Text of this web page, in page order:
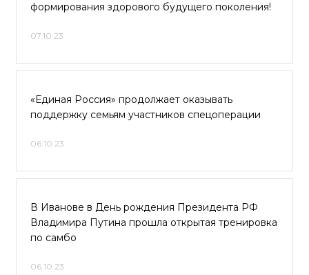
формирования здорового будущего поколения!
07.10.23
«Единая Россия» продолжает оказывать
поддержку семьям участников спецоперации
06.10.23
В Иванове в День рождения Президента РФ
Владимира Путина прошла открытая тренировка
по самбо
06.10.23